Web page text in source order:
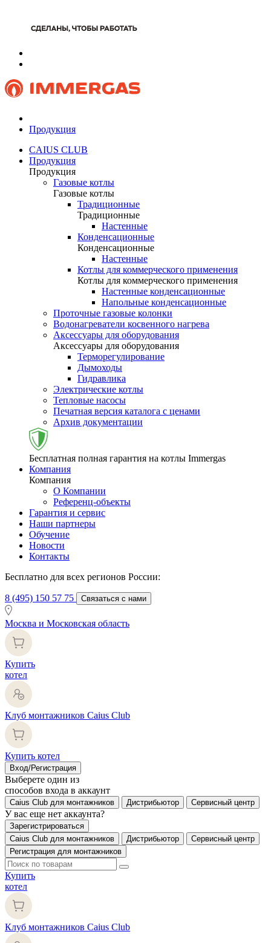
Продукция
CAIUS CLUB
Продукция
Продукция
Газовые котлы
Газовые котлы
Традиционные
Традиционные
Настенные
Конденсационные
Конденсационные
Настенные
Котлы для коммерческого применения
Котлы для коммерческого применения
Настенные конденсационные
Напольные конденсационные
Проточные газовые колонки
Водонагреватели косвенного нагрева
Аксессуары для оборудования
Аксессуары для оборудования
Терморегулирование
Дымоходы
Гидравлика
Электрические котлы
Тепловые насосы
Печатная версия каталога с ценами
Архив документации
Бесплатная полная гарантия на котлы Immergas
Компания
Компания
О Компании
Референц-объекты
Гарантия и сервис
Наши партнеры
Обучение
Новости
Контакты
Бесплатно для всех регионов России:
8 (495) 150 57 75 Связаться с нами
Москва и Московская область
Купить
котел
Клуб монтажников Caius Club
Купить котел
Вход/Регистрация
Выберете один из
способов входа в аккаунт
Caius Club для монтажников Дистрибьютор Сервисный центр
У вас еще нет аккаунта?
Зарегистрироваться
Caius Club для монтажников
Дистрибьютор
Сервисный центр
Регистрация для монтажников
Купить
котел
Клуб монтажников Caius Club